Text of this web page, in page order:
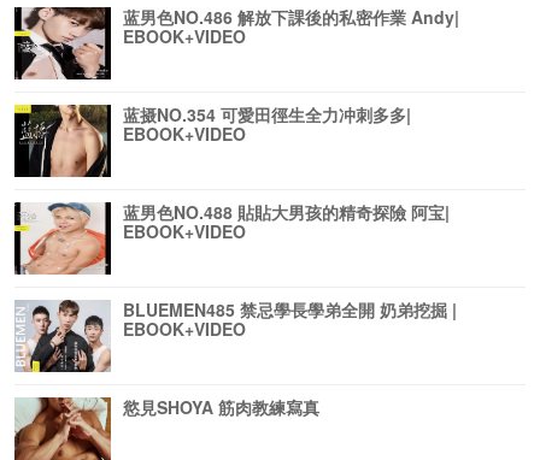
蓝男色NO.486 解放下課後的私密作業 Andy|
EBOOK+VIDEO
蓝摄NO.354 可愛田徑生全力冲刺多多|
EBOOK+VIDEO
蓝男色NO.488 貼貼大男孩的精奇探險 阿宝|
EBOOK+VIDEO
BLUEMEN485 禁忌學長學弟全開 奶弟挖掘 |
EBOOK+VIDEO
慾見SHOYA 筋肉教練寫真